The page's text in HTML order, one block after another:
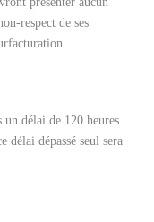
respect de ses
un délai de 120 heures
délai dépassé seul sera